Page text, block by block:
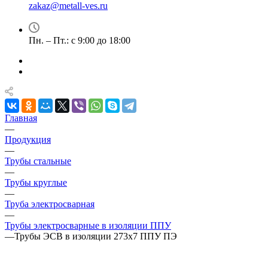
zakaz@metall-ves.ru
Пн. – Пт.: с 9:00 до 18:00
Главная
—
Продукция
—
Трубы стальные
—
Трубы круглые
—
Труба электросварная
—
Трубы электросварные в изоляции ППУ
—Трубы ЭСВ в изоляции 273х7 ППУ ПЭ